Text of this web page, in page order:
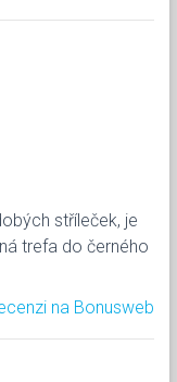
stříleček, je
trefa do černého
na Bonusweb